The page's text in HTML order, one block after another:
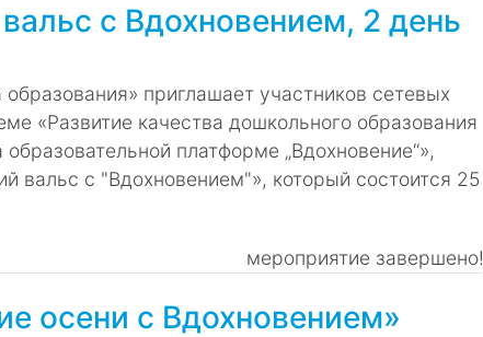
с Вдохновением, 2 день
приглашает участников сетевых
«Развитие качества дошкольного образования
платформе „Вдохновение“»,
вальс с "Вдохновением"», который состоится 25
мероприятие завершено!
осени с Вдохновением»